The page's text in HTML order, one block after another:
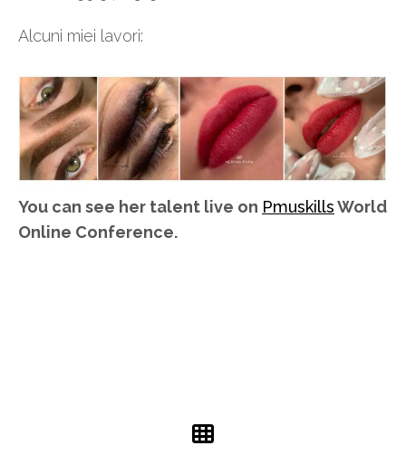
Alcuni miei lavori:
You can see her talent live on PmuskillsWorld
Online Conference.